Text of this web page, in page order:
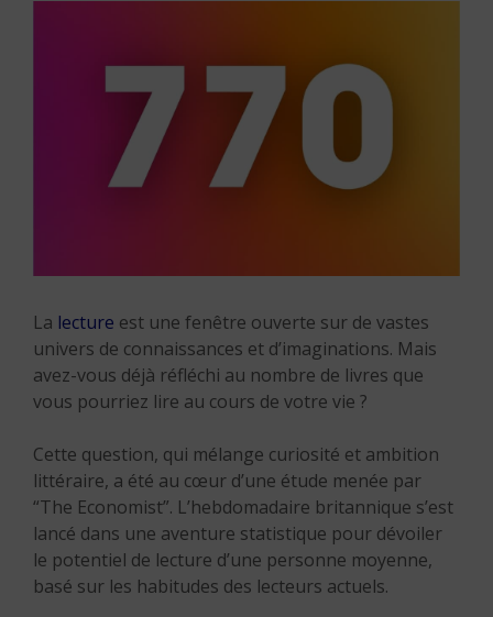
La lecture est une fenêtre ouverte sur de vastes
univers de connaissances et d’imaginations. Mais
avez-vous déjà réfléchi au nombre de livres que
vous pourriez lire au cours de votre vie ?
Cette question, qui mélange curiosité et ambition
littéraire, a été au cœur d’une étude menée par
“The Economist”. L’hebdomadaire britannique s’est
lancé dans une aventure statistique pour dévoiler
le potentiel de lecture d’une personne moyenne,
basé sur les habitudes des lecteurs actuels.